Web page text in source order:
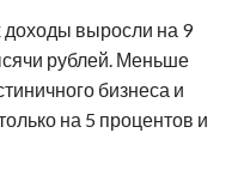
выросли на 9
рублей. Меньше
бизнеса и
на 5 процентов и